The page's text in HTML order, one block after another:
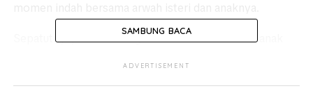
Sepatutnya, tarikh 26 Ogos adalah detik dimana anak
SAMBUNG BACA
ADVERTISEMENT